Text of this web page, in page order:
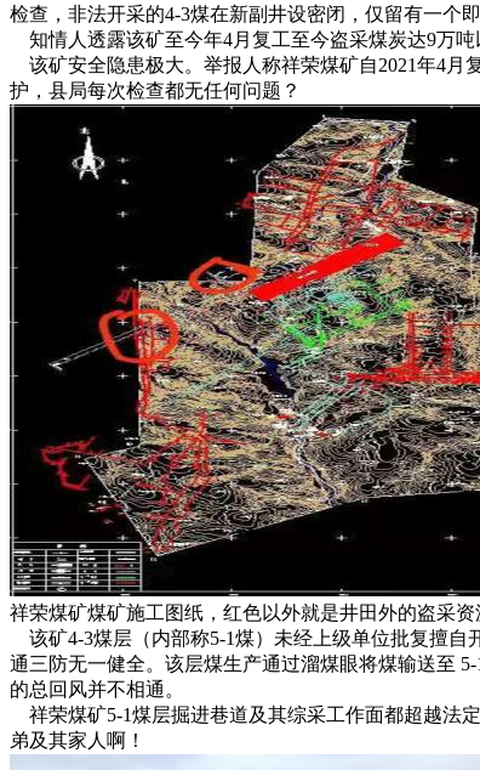
检查，非法开采的4-3煤在新副井设密闭，仅留有一个
知情人透露该矿至今年4月复工至今盗采煤炭达9万吨
该矿安全隐患极大。举报人称祥荣煤矿自2021年4月
护，县局每次检查都无任何问题？
祥荣煤矿煤矿施工图纸，红色以外就是井田外的盗采资
该矿4-3煤层（内部称5-1煤）未经上级单位批复擅自
通三防无一健全。该层煤生产通过溜煤眼将煤输送至
的总回风并不相通。
祥荣煤矿5-1煤层掘进巷道及其综采工作面都超越法
弟及其家人啊！